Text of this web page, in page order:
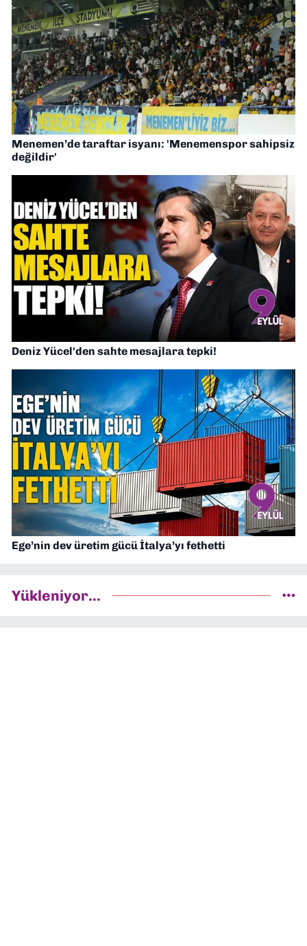
Menemen’de taraftar isyanı: 'Menemenspor sahipsiz
değildir'
Deniz Yücel'den sahte mesajlara tepki!
Ege’nin dev üretim gücü İtalya’yı fethetti
Yükleniyor...